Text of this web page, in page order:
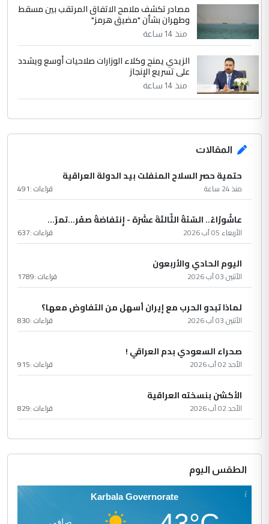
مصادر تكشف ملامح الاتفاق المرتقب بين مسقط
وطهران بشأن "مضيق هرمز"
منذ 14 ساعة
الزيدي يمنح وكلاء الوزارات صلاحيات أوسع ويشدد
على تسريع الإنجاز
منذ 14 ساعة
المقالات
حتمية حصر السلاح المنفلت بيد الدولة العراقية
منذ 24 ساعة قراءات :491
عاشُورْاءُ.. السّنَةُ الثّالثةَ عشَرَة - إِنتفاضةُ صفَر…تمرّ...
الأربعاء 05 آب 2026 قراءات :637
اليوم الحادي والأربعون
الأثنين 03 آب 2026 قراءات :1789
لماذا تبدو الحرب مع إيران أسهل من التفاوض معها؟
الأثنين 03 آب 2026 قراءات :830
صحراء السعودي بدم العراقي !
الأحد 02 آب 2026 قراءات :915
الأكشن بنسخته العراقية
الأحد 02 آب 2026 قراءات :829
الطقس اليوم
Karbala Governorate
صافي